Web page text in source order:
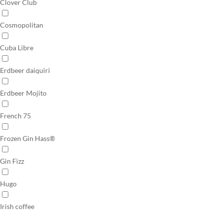
Clover Club
Cosmopolitan
Cuba Libre
Erdbeer daiquiri
Erdbeer Mojito
French 75
Frozen Gin Hass®
Gin Fizz
Hugo
Irish coffee